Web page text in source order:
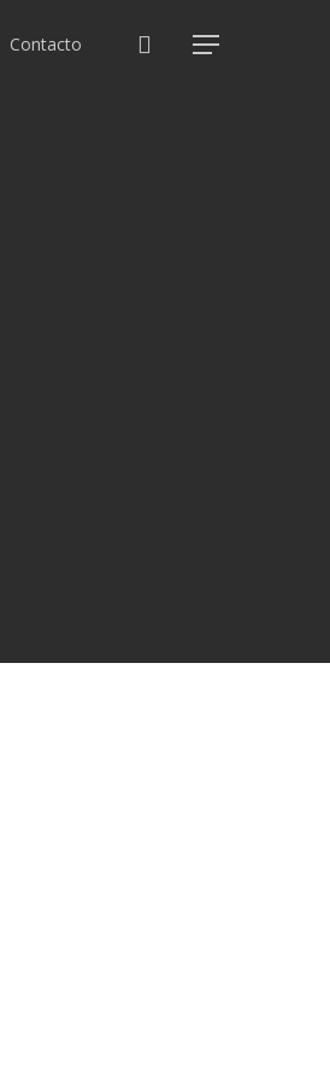
Contacto search
Menu